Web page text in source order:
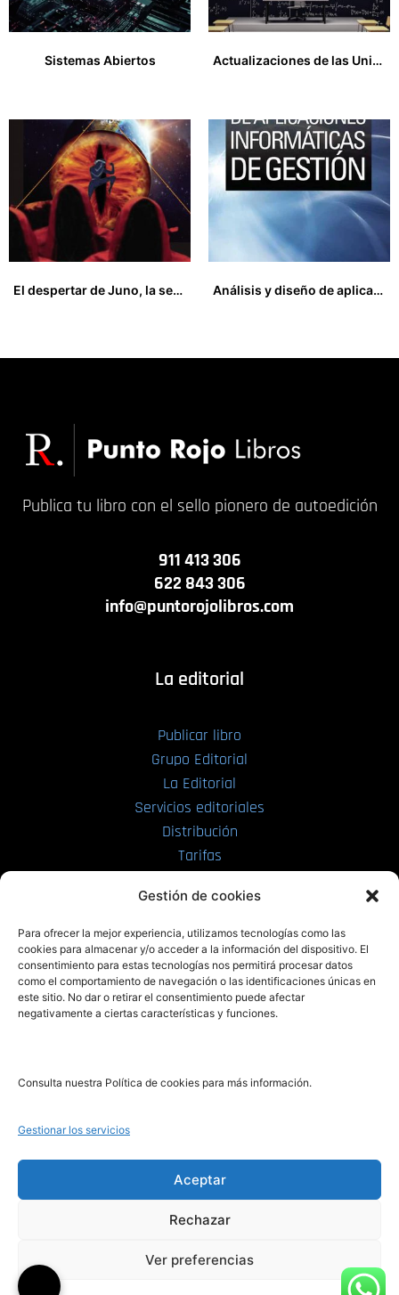
Gestión de cookies
Para ofrecer la mejor experiencia, utilizamos tecnologías como las
cookies para almacenar y/o acceder a la información del dispositivo. El
consentimiento para estas tecnologías nos permitirá procesar datos
como el comportamiento de navegación o las identificaciones únicas en
este sitio. No dar o retirar el consentimiento puede afectar
negativamente a ciertas características y funciones.
Consulta nuestra Política de cookies para más información.
Gestionar los servicios
Aceptar
Rechazar
Ver preferencias
Sistemas Abiertos
Actualizaciones de las Unidades Didácticas
El despertar de Juno, la serpiente vertical y el Gen T
Análisis y diseño de aplicaciones informáticas de gestión
Publica tu libro con el sello pionero de autoedición
911 413 306
622 843 306
info@puntorojolibros.com
La editorial
Publicar libro
Grupo Editorial
La Editorial
Servicios editoriales
Distribución
Tarifas
PRL | Films
PRL | Play
PRL | LAB
Noticias
Legal
Aviso Legal
Política de Cookies
Política de Privacidad